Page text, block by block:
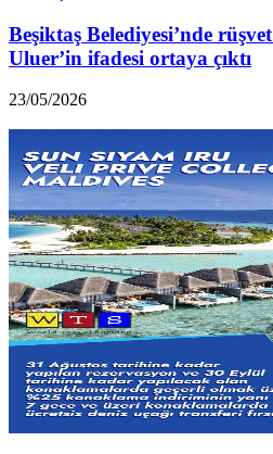
Beşiktaş Belediyesi’nde
Uluer’in ifadesi ortaya çıktı
23/05/2026